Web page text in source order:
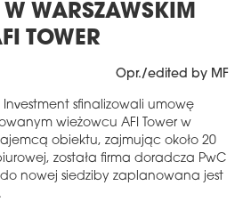
WARSZAWSKIM
TOWER
Opr./edited by MF
Investment sfinalizowali umowę
wieżowcu AFI Tower w
obiektu, zajmując około 20
została firma doradcza PwC
do nowej siedziby zaplanowana jest